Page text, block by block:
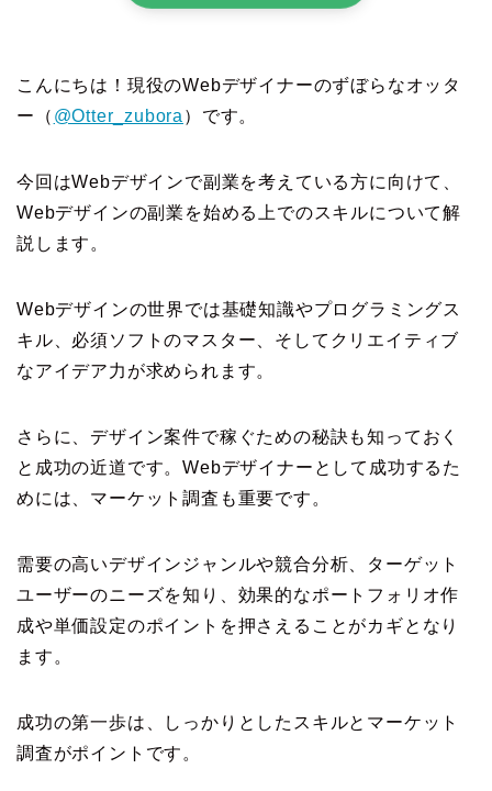
こんにちは！現役のWebデザイナーのずぼらなオッタ
ー（ @Otter_zubora ）です。
今回はWebデザインで副業を考えている方に向けて、
Webデザインの副業を始める上でのスキルについて解
説します。
Webデザインの世界では基礎知識やプログラミングス
キル、必須ソフトのマスター、そしてクリエイティブ
なアイデア力が求められます。
さらに、デザイン案件で稼ぐための秘訣も知っておく
と成功の近道です。Webデザイナーとして成功するた
めには、マーケット調査も重要です。
需要の高いデザインジャンルや競合分析、ターゲット
ユーザーのニーズを知り、効果的なポートフォリオ作
成や単価設定のポイントを押さえることがカギとなり
ます。
成功の第一歩は、しっかりとしたスキルとマーケット
調査がポイントです。